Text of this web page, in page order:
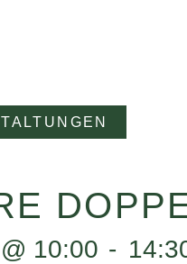
10:00 -